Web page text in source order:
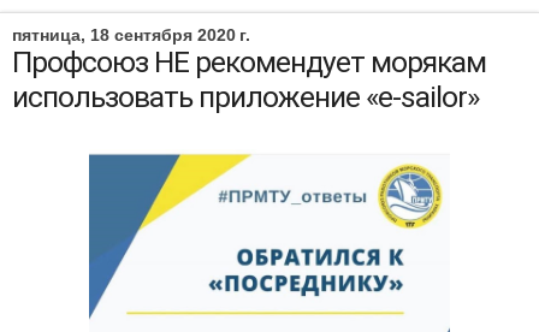
пятница, 18 сентября 2020 г.
Профсоюз НЕ рекомендует морякам
использовать приложение «e-sailor»